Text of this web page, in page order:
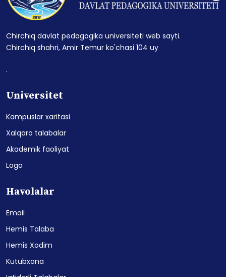
Chirchiq davlat pedagogika universiteti web sayti.
Chirchiq shahri, Amir Temur ko'chasi 104 uy
.
Universitet
Kampuslar xaritasi
Xalqaro talabalar
Akademik faoliyat
Logo
Havolalar
Email
Hemis Talaba
Hemis Xodim
Kutubxona